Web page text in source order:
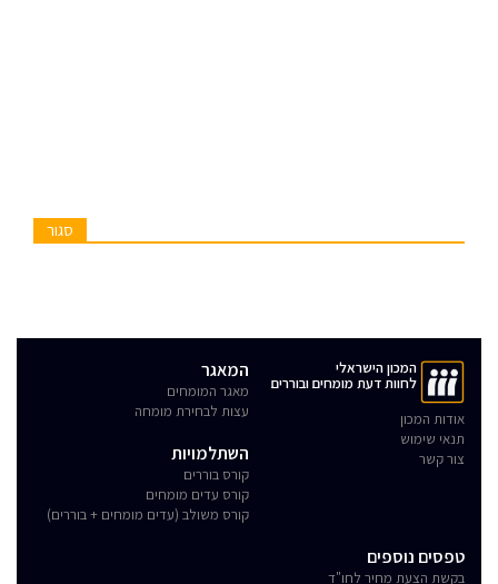
סגור
המכון הישראלי
לחוות דעת מומחים ובוררים
אודות המכון
תנאי שימוש
צור קשר
המאגר
מאגר המומחים
עצות לבחירת מומחה
השתלמויות
קורס בוררים
קורס עדים מומחים
קורס משולב (עדים מומחים + בוררים)
טפסים נוספים
בקשת הצעת מחיר לחו"ד